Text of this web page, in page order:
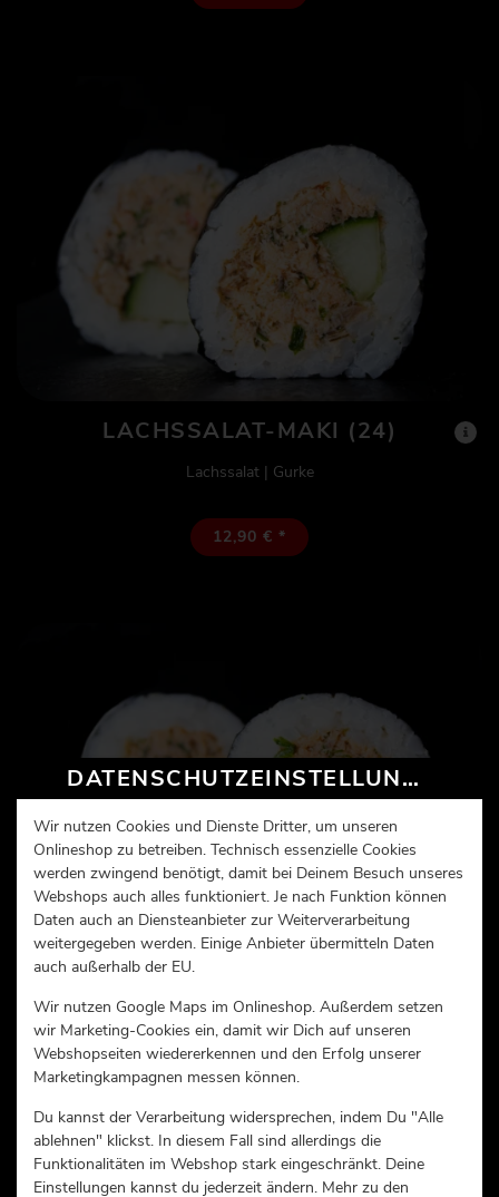
DATENSCHUTZEINSTELLUNGEN
Wir nutzen Cookies und Dienste Dritter, um unseren
Onlineshop zu betreiben. Technisch essenzielle Cookies
werden zwingend benötigt, damit bei Deinem Besuch unseres
Webshops auch alles funktioniert. Je nach Funktion können
Daten auch an Diensteanbieter zur Weiterverarbeitung
weitergegeben werden. Einige Anbieter übermitteln Daten
auch außerhalb der EU.
Wir nutzen Google Maps im Onlineshop. Außerdem setzen
wir Marketing-Cookies ein, damit wir Dich auf unseren
Webshopseiten wiedererkennen und den Erfolg unserer
Marketingkampagnen messen können.
Du kannst der Verarbeitung widersprechen, indem Du "Alle
ablehnen" klickst. In diesem Fall sind allerdings die
Funktionalitäten im Webshop stark eingeschränkt. Deine
Einstellungen kannst du jederzeit ändern. Mehr zu den
LACHSSALAT-MAKI (24)
Lachssalat | Gurke
12,90 € *
TUNASALAT MAKI (25)
Tunasalat | Gurke
12,90 € *